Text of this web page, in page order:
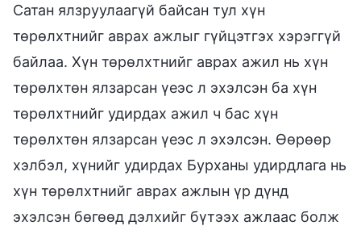
Сатан ялзруулаагүй байсан тул хүн
төрөлхтнийг аврах ажлыг гүйцэтгэх хэрэггүй
байлаа. Хүн төрөлхтнийг аврах ажил нь хүн
төрөлхтөн ялзарсан үеэс л эхэлсэн ба хүн
төрөлхтнийг удирдах ажил ч бас хүн
төрөлхтөн ялзарсан үеэс л эхэлсэн. Өөрөөр
хэлбэл, хүнийг удирдах Бурханы удирдлага нь
хүн төрөлхтнийг аврах ажлын үр дүнд
эхэлсэн бөгөөд дэлхийг бүтээх ажлаас болж